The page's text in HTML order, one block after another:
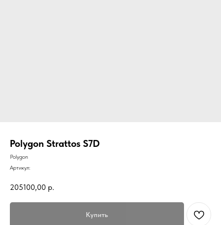
Polygon Strattos S7D
Polygon
Артикул:
205100,00 р.
Купить